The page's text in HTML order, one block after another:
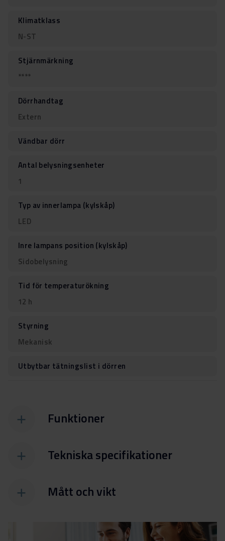
Klimatklass
N-ST
Stjärnmärkning
****
Dörrhandtag
Extern
Vändbar dörr
Antal belysningsenheter
1
Typ av innerlampa (kylskåp)
LED
Inre lampans position (kylskåp)
Sidobelysning
Tid för temperaturökning
12 h
Styrning
Mekanisk
Utbytbar tätningslist i dörren
Funktioner
Tekniska specifikationer
Mått och vikt